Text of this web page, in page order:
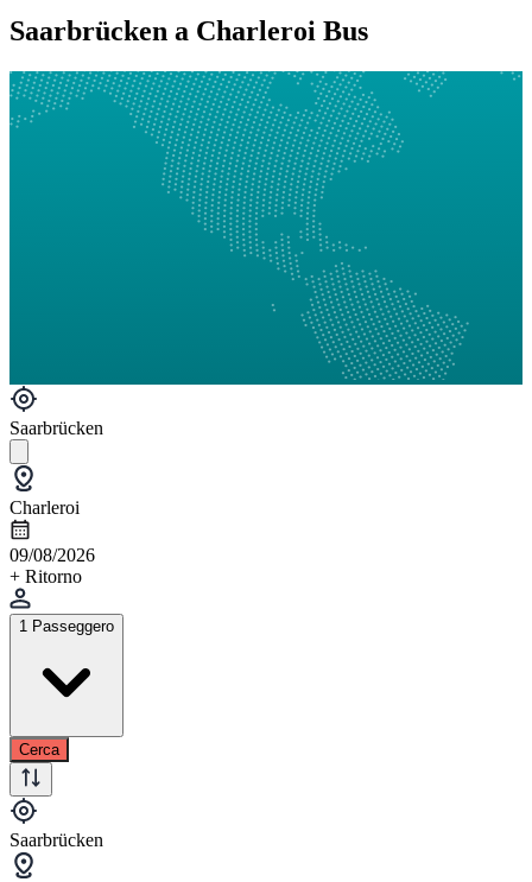
Saarbrücken a Charleroi Bus
Saarbrücken
Charleroi
09/08/2026
+ Ritorno
1 Passeggero
Cerca
Saarbrücken